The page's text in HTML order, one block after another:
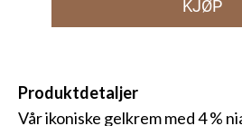
KJØP
Produktdetaljer
Vår ikoniske gelkrem med 4 %